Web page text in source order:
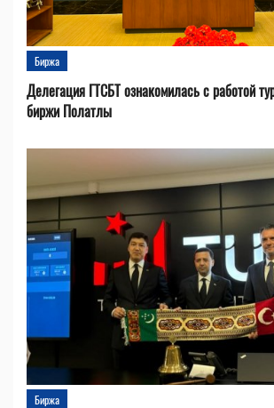
Биржа
Делегация ГТСБТ ознакомилась с работой
биржи Полатлы
Биржа